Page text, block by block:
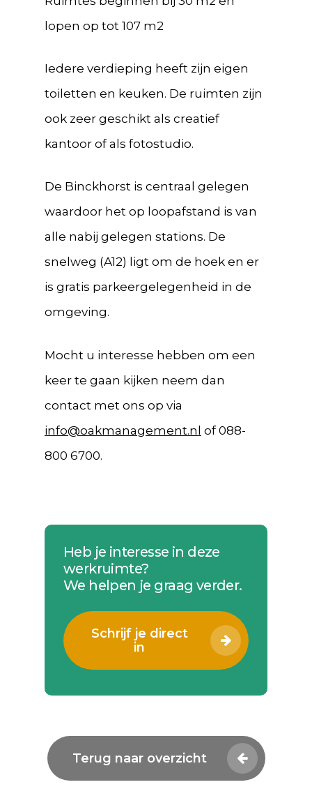
lopen op tot 107 m2
Iedere verdieping heeft zijn eigen
toiletten en keuken. De ruimten zijn
ook zeer geschikt als creatief
kantoor of als fotostudio.
De Binckhorst is centraal gelegen
waardoor het op loopafstand is van
alle nabij gelegen stations. De
snelweg (A12) ligt om de hoek en er
is gratis parkeergelegenheid in de
omgeving.
Mocht u interesse hebben om een
keer te gaan kijken neem dan
contact met ons op via
info@oakmanagement.nl of 088-
800 6700.
Heb je interesse in deze
werkruimte?
We helpen je graag verder.
Schrijf je direct
in
Terug naar overzicht